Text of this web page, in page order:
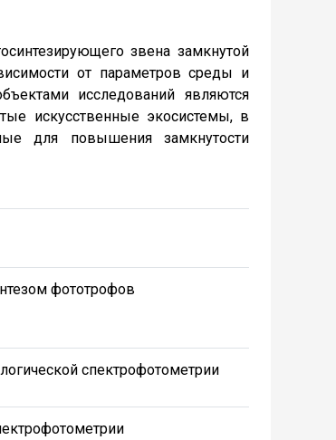
звена замкнутой
от параметров среды и
исследований являются
искусственные экосистемы, в
для повышения замкнутости
фототрофов
спектрофотометрии